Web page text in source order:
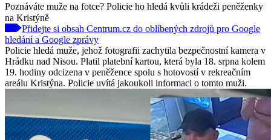
Poznáváte muže na fotce? Policie ho hledá kvůli krádeži peněženky
na Kristýně
Přidejte si obsah Centrum.cz do oblíbených zdrojů pro Google
hledání a Google zprávy
Policie hledá muže, jehož fotografii zachytila bezpečnostní kamera v
Hrádku nad Nisou. Platil platební kartou, která byla 18. srpna kolem
19. hodiny odcizena v peněžence spolu s hotovostí v rekreačním
areálu Kristýna. Policie uvítá jakoukoli informaci o tomto muži.